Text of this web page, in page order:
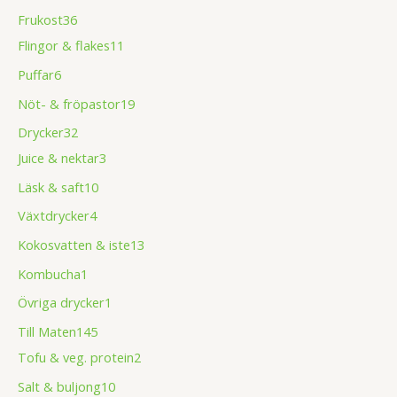
Frukost36
Flingor & flakes11
Puffar6
Nöt- & fröpastor19
Drycker32
Juice & nektar3
Läsk & saft10
Växtdrycker4
Kokosvatten & iste13
Kombucha1
Övriga drycker1
Till Maten145
Tofu & veg. protein2
Salt & buljong10